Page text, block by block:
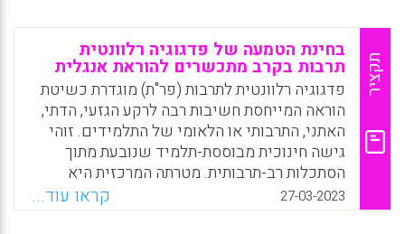
תקציר
בחינת הטמעה של פדגוגיה רלוונטית
תרבות בקרב מתכשרים להוראת אנגלית
פדגוגיה רלוונטית לתרבות (פר"ת) מוגדרת כשיטת
הוראה המייחסת חשיבות רבה לרקע הגזעי, הדתי,
האתני, התרבותי או הלאומי של התלמידים. זוהי
גישה חינוכית מבוססת-תלמיד שנובעת מתוך
הסתכלות רב-תרבותית. מטרתה המרכזית היא
לוודא את השתלבותם, הכלתם והיטמעותם של
אוכלוסיות המיעוט במערכת החינוך. למעשה,
27-03-2023 קראו עוד...